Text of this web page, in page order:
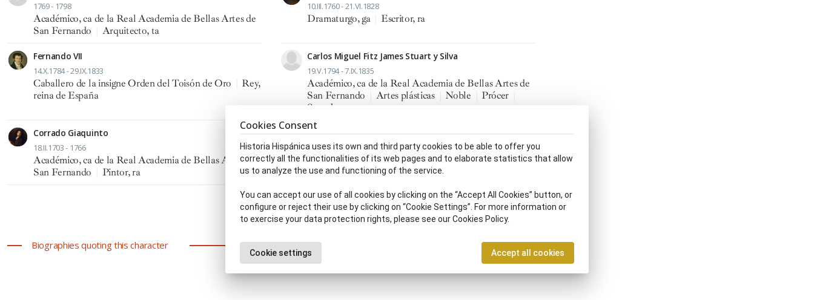
1769 - 1798
Académico, ca de la Real Academia de Bellas Artes de
San Fernando
Arquitecto, ta
10.III.1760 - 21.VI.1828
Dramaturgo, ga Escritor, ra
Fernando VII
14.X.1784 - 29.IX.1833
Caballero de la insigne Orden del Toisón de Oro
Rey,
reina de España
Carlos Miguel Fitz James Stuart y Silva
19.V.1794 - 7.IX.1835
Académico, ca de la Real Academia de Bellas Artes de
San Fernando
Artes plásticas Noble Prócer
Senador, ra
Corrado Giaquinto
18.II.1703 - 1766
Académico, ca de la Real Academia de Bellas Artes de
San Fernando
Pintor, ra
Zacarías González Velázquez Tolosa de Aviñón
5.XI.1763 - 31.I.1834
Académico, ca de la Real Academia de Bellas Artes de
San Fernando|Pintor, ra
Showing 1-12 of 28 results
1
2 3
Biographies quoting this character
Cookies Consent
Historia Hispánica uses its own and third party cookies to be able to offer you
correctly all the functionalities of its web pages and to elaborate statistics that allow
us to analyze the use and functioning of the service.
You can accept our use of all cookies by clicking on the “Accept All Cookies” button, or
configure or reject their use by clicking on “Cookie Settings”. For more information or
to exercise your data protection rights, please see our Cookies Policy.
Cookie settings Accept all cookies